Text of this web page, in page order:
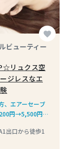
favorite
ビューティー
リュクス空
ジレスなエ
、エアーセーブ
円→5,500円／
シュ100本6,700
／120本7,200円
出口から徒歩1